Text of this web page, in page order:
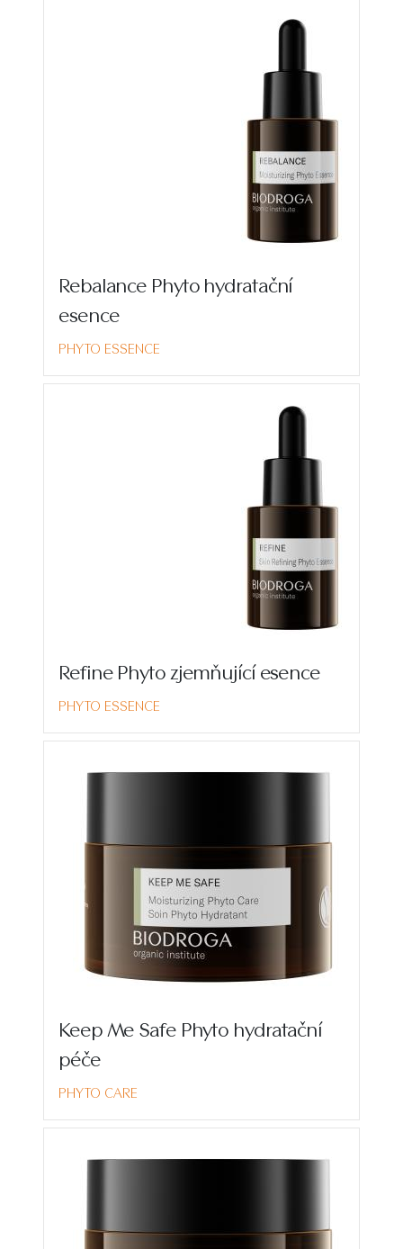
Rebalance Phyto hydratační
esence
PHYTO ESSENCE
Refine Phyto zjemňující esence
PHYTO ESSENCE
Keep Me Safe Phyto hydratační
péče
PHYTO CARE